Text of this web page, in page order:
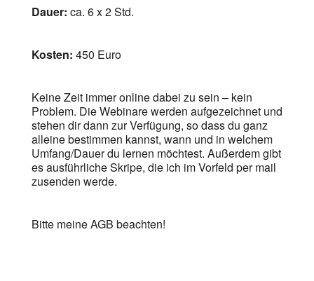
Dauer: ca. 6 x 2 Std.
Kosten: 450 Euro
Keine Zeit immer online dabei zu sein – kein
Problem. Die Webinare werden aufgezeichnet und
stehen dir dann zur Verfügung, so dass du ganz
alleine bestimmen kannst, wann und in welchem
Umfang/Dauer du lernen möchtest. Außerdem gibt
es ausführliche Skripe, die ich im Vorfeld per mail
zusenden werde.
Bitte meine AGB beachten!